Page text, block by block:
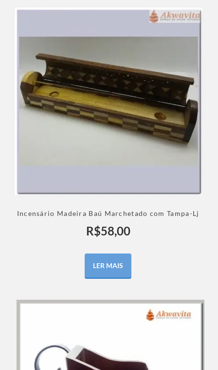
Incensário Madeira Baú Marchetado com Tampa-Lj
R$58,00
LER MAIS